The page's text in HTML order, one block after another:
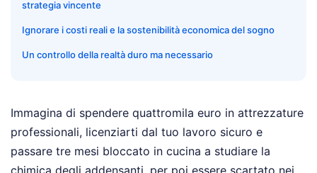
strategia vincente
Ignorare i costi reali e la sostenibilità economica del sogno
Un controllo della realtà duro ma necessario
Immagina di spendere quattromila euro in attrezzature
professionali, licenziarti dal tuo lavoro sicuro e
passare tre mesi bloccato in cucina a studiare la
chimica degli addensanti, per poi essere scartato nei